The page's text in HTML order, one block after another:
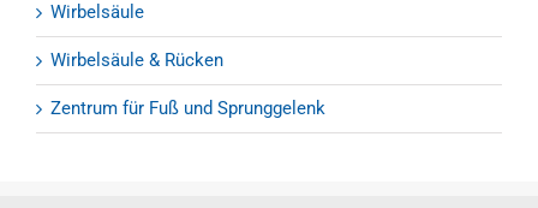
Wirbelsäule
Wirbelsäule & Rücken
Zentrum für Fuß und Sprunggelenk